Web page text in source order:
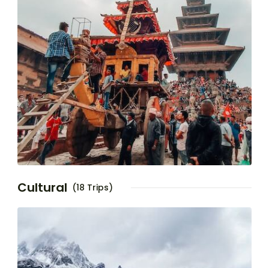
Cultural (18 Trips)